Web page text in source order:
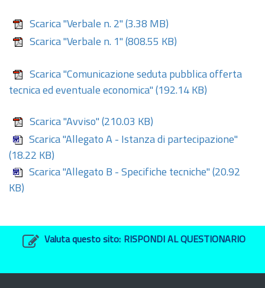
Scarica "Verbale n. 2" (3.38 MB)
Scarica "Verbale n. 1" (808.55 KB)
Scarica "Comunicazione seduta pubblica offerta
tecnica ed eventuale economica" (192.14 KB)
Scarica "Avviso" (210.03 KB)
Scarica "Allegato A - Istanza di partecipazione"
(18.22 KB)
Scarica "Allegato B - Specifiche tecniche" (20.92
KB)
Valuta questo sito: RISPONDI AL QUESTIONARIO